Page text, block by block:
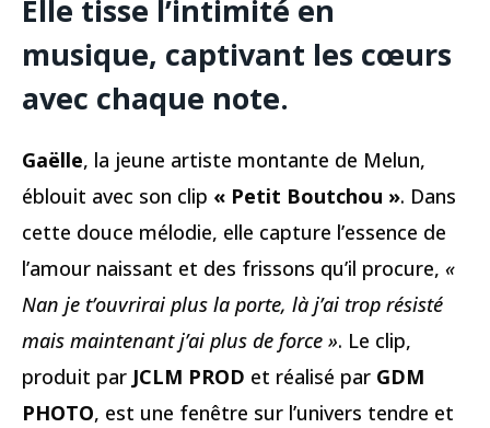
Elle tisse l’intimité en
musique, captivant les cœurs
avec chaque note.
Gaëlle, la jeune artiste montante de Melun,
éblouit avec son clip « Petit Boutchou ». Dans
cette douce mélodie, elle capture l’essence de
l’amour naissant et des frissons qu’il procure, «
Nan je t’ouvrirai plus la porte, là j’ai trop résisté
mais maintenant j’ai plus de force ». Le clip,
produit par JCLM PROD et réalisé par GDM
PHOTO, est une fenêtre sur l’univers tendre et